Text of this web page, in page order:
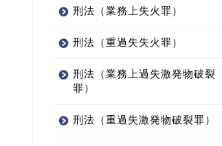
刑法（業務上失火罪）
刑法（重過失失火罪）
刑法（業務上過失激発物破裂
罪）
刑法（重過失激発物破裂罪）